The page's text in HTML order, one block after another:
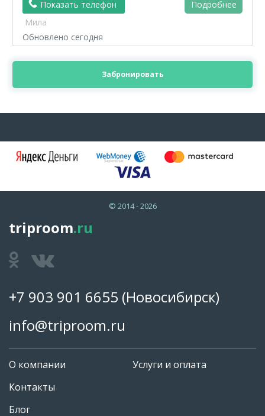
Показать телефон
Подробнее
Мила
Обновлено сегодня
Забронировать
© 2014 - 2026
triproom.ru
+7 903 901 6655 (Новосибирск)
info@triproom.ru
О компании
Контакты
Блог
Услуги и оплата